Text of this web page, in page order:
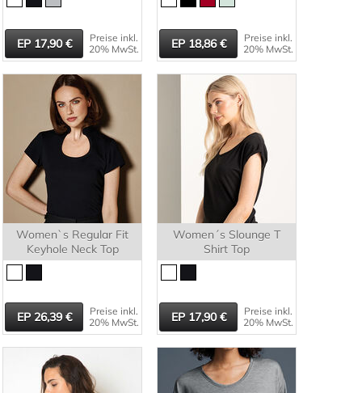
17,90
Preise inkl.
20% MwSt.
18,86
Preise inkl.
20% MwSt.
Women`s Regular Fit
Keyhole Neck Top
26,39
Preise inkl.
20% MwSt.
Women´s Slounge T
Shirt Top
17,90
Preise inkl.
20% MwSt.